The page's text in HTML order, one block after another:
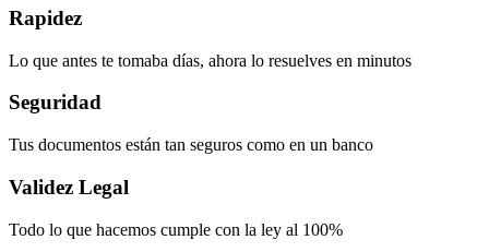
Rapidez
Lo que antes te tomaba días, ahora lo resuelves en minutos
Seguridad
Tus documentos están tan seguros como en un banco
Validez Legal
Todo lo que hacemos cumple con la ley al 100%